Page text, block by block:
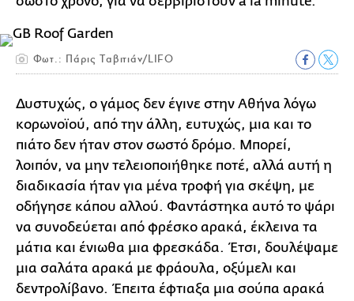
Φωτ.: Πάρις Ταβιτιάν/LIFO
Δυστυχώς, ο γάμος δεν έγινε στην Αθήνα λόγω
κορωνοϊού, από την άλλη, ευτυχώς, μια και το
πιάτο δεν ήταν στον σωστό δρόμο. Μπορεί,
λοιπόν, να μην τελειοποιήθηκε ποτέ, αλλά αυτή η
διαδικασία ήταν για μένα τροφή για σκέψη, με
οδήγησε κάπου αλλού. Φαντάστηκα αυτό το ψάρι
να συνοδεύεται από φρέσκο αρακά, έκλεινα τα
μάτια και ένιωθα μια φρεσκάδα. Έτσι, δουλέψαμε
μια σαλάτα αρακά με φράουλα, οξύμελι και
δεντρολίβανο. Έπειτα έφτιαξα μια σούπα αρακά